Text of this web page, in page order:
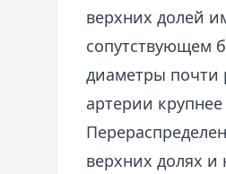
верхних долей
сопутствующем
диаметры почти
артерии
верхних долях